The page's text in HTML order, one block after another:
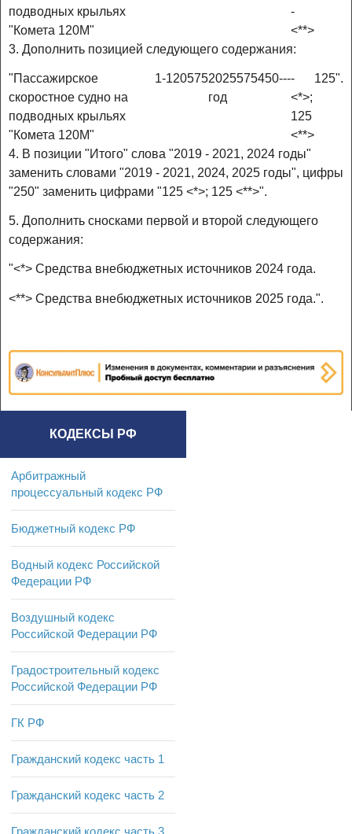
подводных крыльях
"Комета 120М"
-
<**>
3. Дополнить позицией следующего содержания:
"Пассажирское
скоростное судно на
подводных крыльях
"Комета 120М"
1-1205752025
год
575450----
<*>;
125
<**>
125".
4. В позиции "Итого" слова "2019 - 2021, 2024 годы"
заменить словами "2019 - 2021, 2024, 2025 годы", цифры
"250" заменить цифрами "125 <*>; 125 <**>".
5. Дополнить сносками первой и второй следующего
содержания:
"<*> Средства внебюджетных источников 2024 года.
<**> Средства внебюджетных источников 2025 года.".
КОДЕКСЫ РФ
Арбитражный
процессуальный кодекс РФ
Бюджетный кодекс РФ
Водный кодекс Российской
Федерации РФ
Воздушный кодекс
Российской Федерации РФ
Градостроительный кодекс
Российской Федерации РФ
ГК РФ
Гражданский кодекс часть 1
Гражданский кодекс часть 2
Гражданский кодекс часть 3